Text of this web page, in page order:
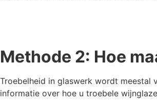
Methode 2: Hoe
Troebelheid in glaswerk wordt meestal
informatie over hoe u troebele